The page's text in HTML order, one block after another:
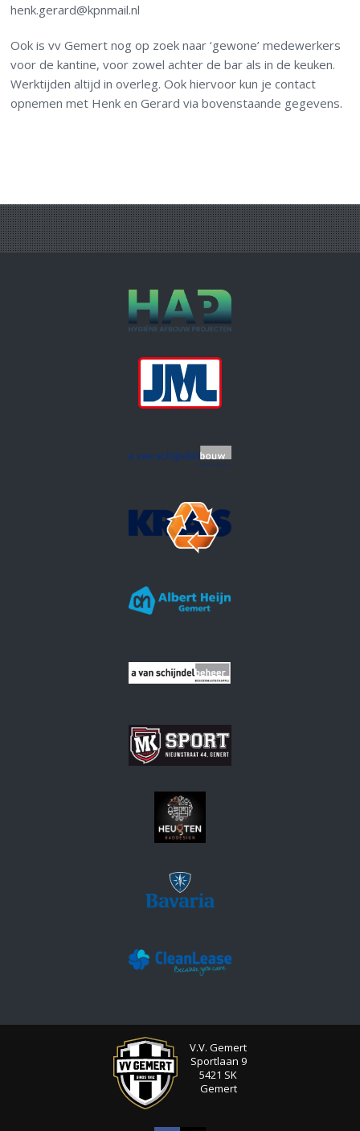
henk.gerard@kpnmail.nl
Ook is vv Gemert nog op zoek naar ‘gewone’ medewerkers
voor de kantine, voor zowel achter de bar als in de keuken.
Werktijden altijd in overleg. Ook hiervoor kun je contact
opnemen met Henk en Gerard via bovenstaande gegevens.
V.V. Gemert
Sportlaan 9
5421 SK
Gemert